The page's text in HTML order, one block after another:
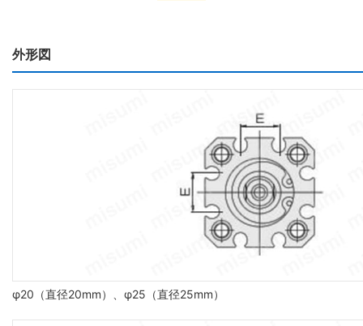
外形図
φ20（直径20mm）、φ25（直径25mm）